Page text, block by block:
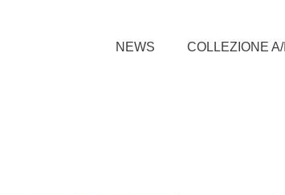
NEWS COLLEZIONE A/I